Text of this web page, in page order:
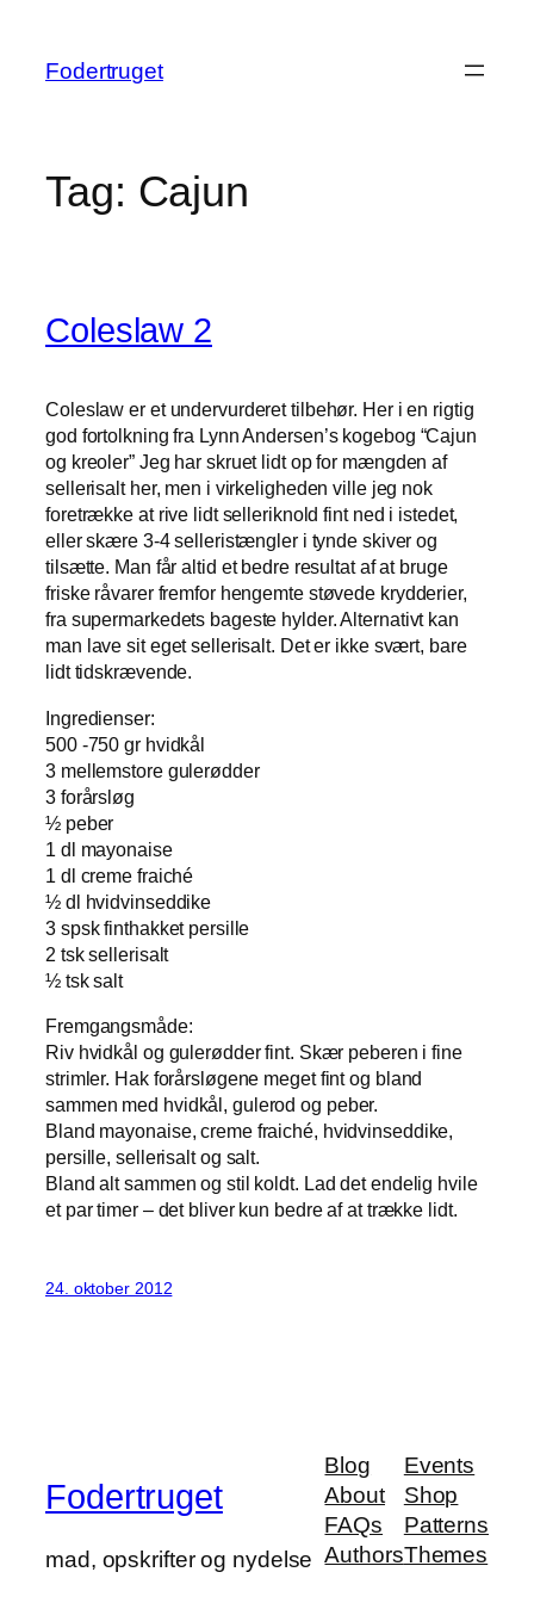
indhold
Fodertruget
Tag: Cajun
Coleslaw 2
Coleslaw er et undervurderet tilbehør. Her i en rigtig
god fortolkning fra Lynn Andersen’s kogebog “Cajun
og kreoler” Jeg har skruet lidt op for mængden af
sellerisalt her, men i virkeligheden ville jeg nok
foretrække at rive lidt selleriknold fint ned i istedet,
eller skære 3-4 selleristængler i tynde skiver og
tilsætte. Man får altid et bedre resultat af at bruge
friske råvarer fremfor hengemte støvede krydderier,
fra supermarkedets bageste hylder. Alternativt kan
man lave sit eget sellerisalt. Det er ikke svært, bare
lidt tidskrævende.
Ingredienser:
500 -750 gr hvidkål
3 mellemstore gulerødder
3 forårsløg
½ peber
1 dl mayonaise
1 dl creme fraiché
½ dl hvidvinseddike
3 spsk finthakket persille
2 tsk sellerisalt
½ tsk salt
Fremgangsmåde:
Riv hvidkål og gulerødder fint. Skær peberen i fine
strimler. Hak forårsløgene meget fint og bland
sammen med hvidkål, gulerod og peber.
Bland mayonaise, creme fraiché, hvidvinseddike,
persille, sellerisalt og salt.
Bland alt sammen og stil koldt. Lad det endelig hvile
et par timer – det bliver kun bedre af at trække lidt.
24. oktober 2012
Fodertruget
mad, opskrifter og nydelse
Blog
About
FAQs
Authors
Events
Shop
Patterns
Themes